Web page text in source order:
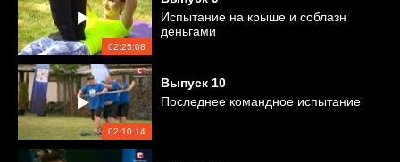
02:25:08
Испытание на крыше и соблазн
деньгами
02:10:14
Выпуск 10
Последнее командное испытание